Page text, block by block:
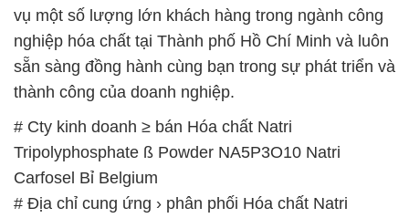
vụ một số lượng lớn khách hàng trong ngành công
nghiệp hóa chất tại Thành phố Hồ Chí Minh và luôn
sẵn sàng đồng hành cùng bạn trong sự phát triển và
thành công của doanh nghiệp.
# Cty kinh doanh ≥ bán Hóa chất Natri
Tripolyphosphate ß Powder NA5P3O10 Natri
Carfosel Bỉ Belgium
# Địa chỉ cung ứng › phân phối Hóa chất Natri